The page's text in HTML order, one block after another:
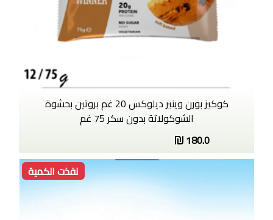
كوكيز بورن وينير ديلوكس 20 غم بروتين بحشوة
الشوكولاتة بدون سكر 75 غم
180.0
نفذت الكمية